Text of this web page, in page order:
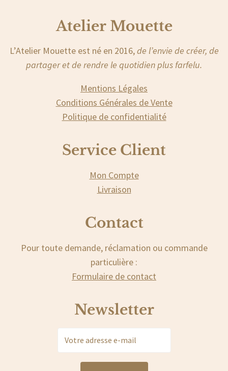
Atelier Mouette
L’Atelier Mouette est né en 2016,de l’envie de créer, de
partager et de rendre le quotidien plus farfelu.
Mentions Légales
Conditions Générales de Vente
Politique de confidentialité
Service Client
Mon Compte
Livraison
Contact
Pour toute demande, réclamation ou commande
particulière :
Formulaire de contact
Newsletter